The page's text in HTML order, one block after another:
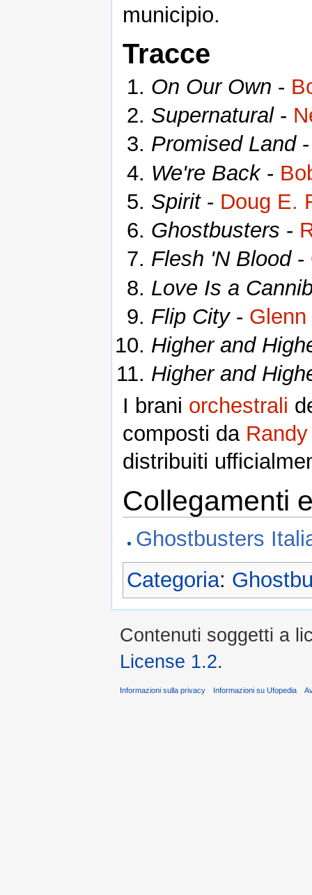
municipio.
Tracce
On Our Own -
Supernatural-
Promised Land
We're Back-
Spirit- Doug E.
Ghostbusters -
Flesh 'N Blood-
Love Is a
Flip City-
Higher and
Higher and
I brani orchestrali
composti da
distribuiti
Collegamenti
Ghostbusters
Categoria:
Contenuti soggetti a
License 1.2.
Informazioni sulla privacy Informazioni su Ufopedia